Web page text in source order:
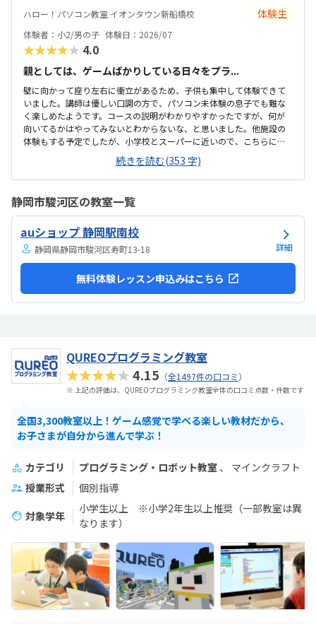
プライベートでも使えるからいいかな、と思ってます。学校で使って
いるパソコンはタッチパネルタイプなので、キーボードは打てるかな
と心配でしたが、すぐに慣れました。コマンド１つでた...
ハロー！パソコン教室 イオンタウン新船橋校 体験生
体験者：小2/男の子 体験日：2026/07
★★★★★ 4.0
親としては、ゲームばかりしている日々をプラ...
壁に向かって座り左右に衝立があるため、子供も集中して体験できて
いました。講師は優しい口調の方で、パソコン未体験の息子でも難な
く楽しめたようです。コースの説明がわかりやすかったですが、何が
向いてるかはやってみないとわからないな、と思いました。他施設の
体験もする予定でしたが、小学校とスーパーに近いので、こちらに決
めました。息子はゲーミングチェアに初めて座れて嬉しかったようで
す。開放的というよりは、落ち着いて楽しめるところが、息子には合
っていそうです。少し高いなという印象ですが、自宅のパソコンから
ました。日頃はSwitchで、マイクラやぽこあポケモンで建築を楽しん
でいます。担当の方と相談して今回のコースが向いてるんじゃないか
と勧められました。
続きを読む(353 字)
静岡市駿河区の教室一覧
auショップ 静岡駅南校
静岡県静岡市駿河区寿町13-18 詳細
無料体験レッスン申込みはこちら
QUREOプログラミング教室
★★★★★4.15 （全1497件の口コミ）
※ 上記の評価は、QUREOプログラミング教室全体の口コミ点数・件数です
全国3,300教室以上！ゲーム感覚で学べる楽しい教材だから、
お子さまが自分から進んで学ぶ！
カテゴリ プログラミング・ロボット教室
マインクラフト
授業形式
個別指導
対象学年
小学生以上 ※小学2年生以上推奨（一部教室は異
なります）